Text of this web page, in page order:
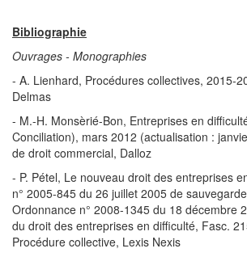
Bibliographie
Ouvrages - Monographies
- A. Lienhard, Procédures collectives, 2015-
Delmas
- M.-H. Monsèrié-Bon, Entreprises en
Conciliation), mars 2012 (actualisation :
de droit commercial, Dalloz
- P. Pétel, Le nouveau droit des entreprises
n° 2005-845 du 26 juillet 2005 de
Ordonnance n° 2008-1345 du 18 décembre
du droit des entreprises en difficulté, Fasc.
Procédure collective, Lexis Nexis